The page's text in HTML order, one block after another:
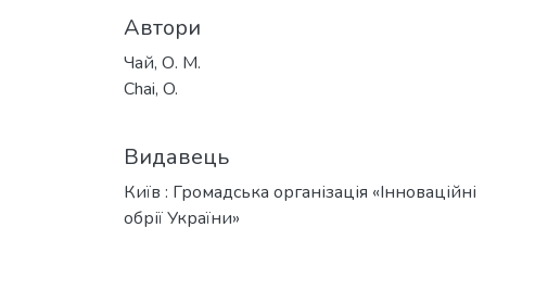
Автори
Чай, О. М.
Chai, O.
Видавець
Київ : Громадська організація «Інноваційні
обрії України»